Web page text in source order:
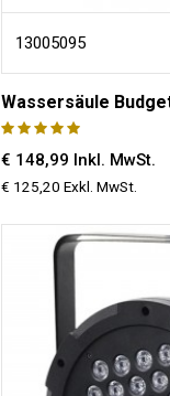
13005095
Wassersäule
€ 148,99 Inkl. MwSt.
€ 125,20 Exkl. MwSt.